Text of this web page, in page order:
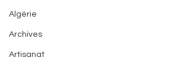
Algérie
Archives
Artisanat